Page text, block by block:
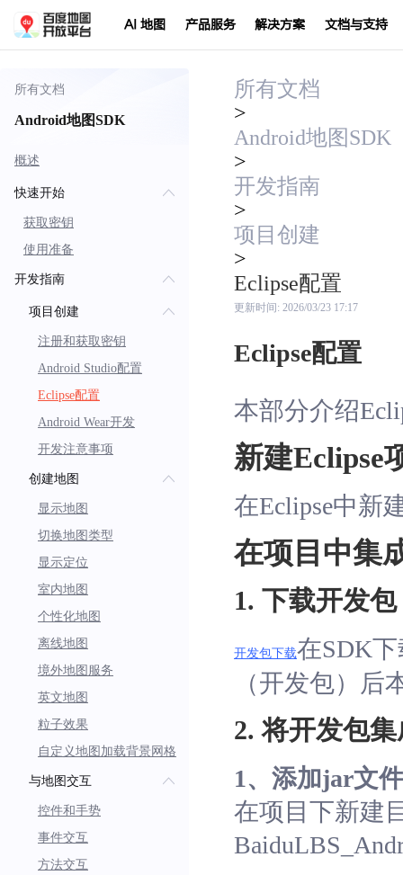
AI 地图 产品服务 解决方案 文档与支持
所有文档
Android地图SDK
概述
快速开始
获取密钥
使用准备
开发指南
项目创建
注册和获取密钥
Android Studio配置
Eclipse配置
Android Wear开发
开发注意事项
创建地图
显示地图
切换地图类型
显示定位
室内地图
个性化地图
离线地图
境外地图服务
英文地图
粒子效果
自定义地图加载背景网格
与地图交互
控件和手势
事件交互
方法交互
所有文档
>
Android地图SDK
>
开发指南
>
项目创建
>
Eclipse配置
更新时间: 2026/03/23 17:17
Eclipse配置
本部分介绍
新建Eclipse
在Eclipse中新
在项目中集
1. 下载开发包
开发包下载在SDK
（开发包）后
2. 将开发包
1、添加jar文件
在项目下新建